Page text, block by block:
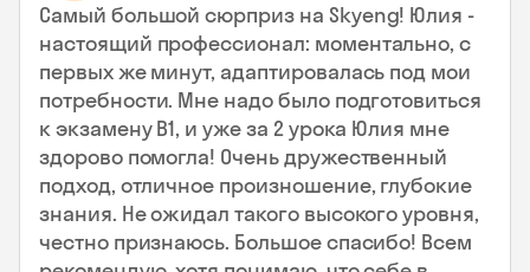
Самый большой сюрприз на Skyeng! Юлия -
настоящий профессионал: моментально, с
первых же минут, адаптировалась под мои
потребности. Мне надо было подготовиться
к экзамену В1, и уже за 2 урока Юлия мне
здорово помогла! Очень дружественный
подход, отличное произношение, глубокие
знания. Не ожидал такого высокого уровня,
честно признаюсь. Большое спасибо! Всем